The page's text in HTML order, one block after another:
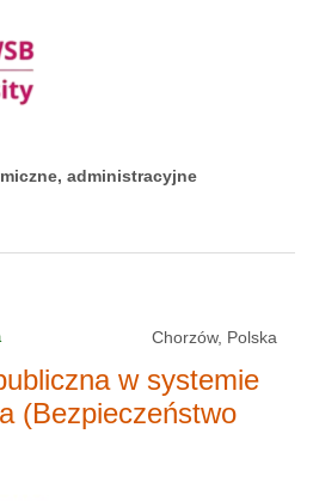
administracyjne
Chorzów, Polska
w systemie
(Bezpieczeństwo